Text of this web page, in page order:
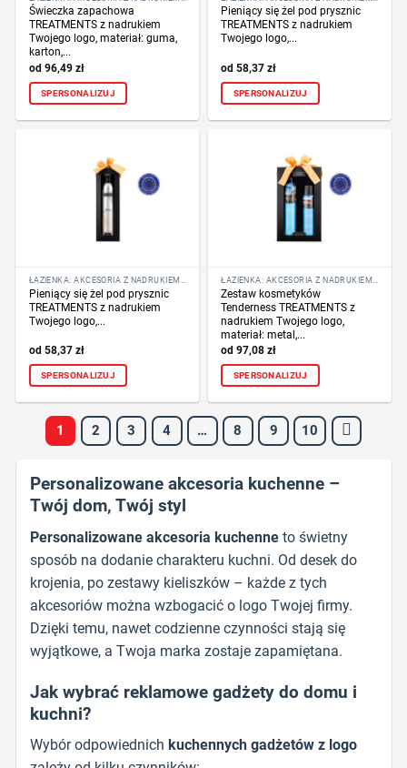
Świeczka zapachowa
TREATMENTS z nadrukiem
Twojego logo, materiał: guma,
karton,...
96,49 zł
SPERSONALIZUJ
Pieniący się żel pod prysznic
TREATMENTS z nadrukiem
Twojego logo,...
58,37zł
SPERSONALIZUJ
ŁAZIENKA: AKCESORIA Z NADRUKIEM LOGO
Pieniący się żel pod prysznic
TREATMENTS z nadrukiem
Twojego logo,...
58,37 zł
SPERSONALIZUJ
ŁAZIENKA: AKCESORIA Z NADRUKIEM LOGO
Zestaw kosmetyków
Tenderness TREATMENTS z
nadrukiem Twojego logo,
materiał: metal,...
97,08zł
SPERSONALIZUJ
1 2 3 4 … 8 9 10
Personalizowane akcesoria kuchenne –
Twój dom, Twój styl
Personalizowane akcesoria kuchenneto świetny
sposób na dodanie charakteru kuchni. Od desek do
krojenia, po zestawy kieliszków – każde z tych
akcesoriów można wzbogacić o logo Twojej firmy.
Dzięki temu, nawet codzienne czynności stają się
wyjątkowe, a Twoja marka zostaje zapamiętana.
Jak wybrać reklamowe gadżety do domu i
kuchni?
Wybór odpowiednich kuchennych gadżetów z logo